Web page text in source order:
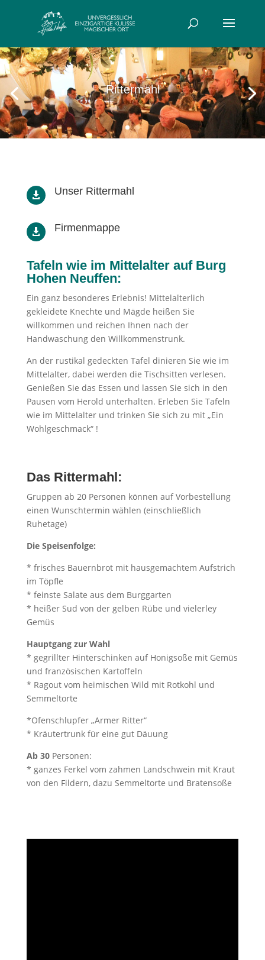
Rittermahl
 Unser Rittermahl
 Firmenmappe
Tafeln wie im Mittelalter auf Burg
Hohen Neuffen:
Ein ganz besonderes Erlebnis! Mittelalterlich
gekleidete Knechte und Mägde heißen Sie
willkommen und reichen Ihnen nach der
Handwaschung den Willkommenstrunk.
An der rustikal gedeckten Tafel dinieren Sie wie im
Mittelalter, dabei werden die Tischsitten verlesen.
Genießen Sie das Essen und lassen Sie sich in den
Pausen vom Herold unterhalten. Erleben Sie Tafeln
wie im Mittelalter und trinken Sie sich zu mit „Ein
Wohlgeschmack“ !
Das Rittermahl:
Gruppen ab 20 Personen können auf Vorbestellung
einen Wunschtermin wählen (einschließlich
Ruhetage)
Die Speisenfolge:
* frisches Bauernbrot mit hausgemachtem Aufstrich
im Töpfle
* feinste Salate aus dem Burggarten
* heißer Sud von der gelben Rübe und vielerley
Gemüs
Hauptgang zur Wahl
* gegrillter Hinterschinken auf Honigsoße mit Gemüs
und französischen Kartoffeln
* Ragout vom heimischen Wild mit Rotkohl und
Semmeltorte
*Ofenschlupfer „Armer Ritter“
* Kräutertrunk für eine gut Däuung
Ab 30Personen:
* ganzes Ferkel vom zahmen Landschwein mit Kraut
von den Fildern, dazu Semmeltorte und Bratensoße